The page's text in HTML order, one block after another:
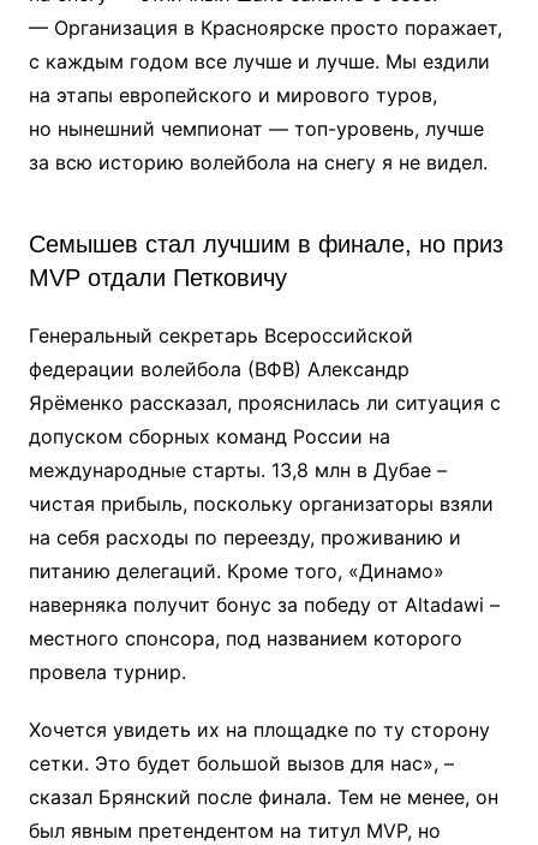
— Организация в Красноярске просто поражает,
с каждым годом все лучше и лучше. Мы ездили
на этапы европейского и мирового туров,
но нынешний чемпионат — топ-уровень, лучше
за всю историю волейбола на снегу я не видел.
Семышев стал лучшим в финале, но приз
MVP отдали Петковичу
Генеральный секретарь Всероссийской
федерации волейбола (ВФВ) Александр
Ярёменко рассказал, прояснилась ли ситуация с
допуском сборных команд России на
международные старты. 13,8 млн в Дубае –
чистая прибыль, поскольку организаторы взяли
на себя расходы по переезду, проживанию и
питанию делегаций. Кроме того, «Динамо»
наверняка получит бонус за победу от Altadawi –
местного спонсора, под названием которого
провела турнир.
Хочется увидеть их на площадке по ту сторону
сетки. Это будет большой вызов для нас», –
сказал Брянский после финала. Тем не менее, он
был явным претендентом на титул MVP, но